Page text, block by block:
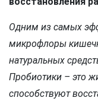
Одним из самых
микрофлоры
натуральных
Пробиотики – это
способствуют